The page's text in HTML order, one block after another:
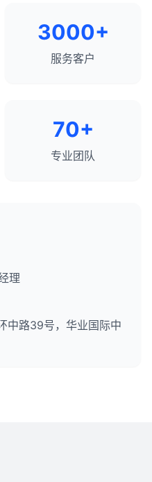
3000+
服务客户
70+
专业团队
理
中路39号，华业国际中